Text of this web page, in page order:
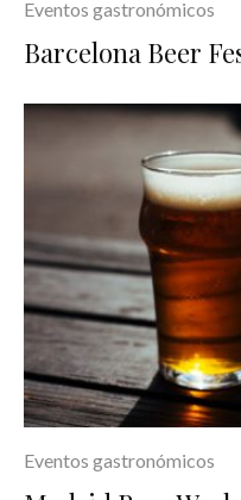
Eventos gastronómicos
Barcelona Beer
Eventos gastronómicos